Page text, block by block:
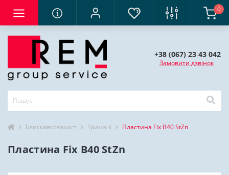
0
+38 (067) 23 43 042
Замовити дзвінок
Блискавкозахист Тримачі Пластина Fix B40 StZn
Пластина Fix B40 StZn